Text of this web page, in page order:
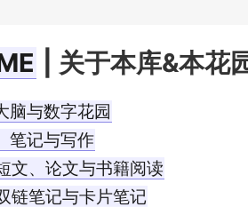
| 关于本库&本花
脑与数字花园
笔记与写作
文、论文与书籍阅读
链笔记与卡片笔记